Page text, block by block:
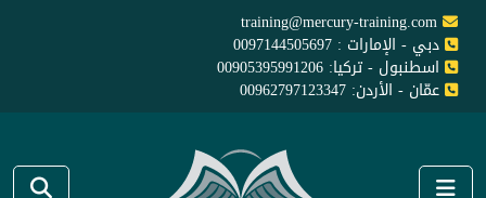
training@mercury-training.com
دبي - الإمارات : 0097144505697
اسطنبول - تركيا: 00905395991206
عمّان - الأردن: 00962797123347